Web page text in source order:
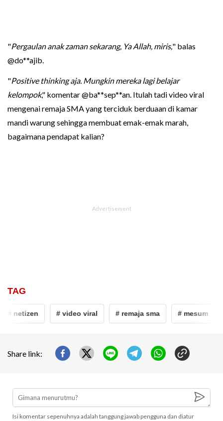
"Pergaulan anak zaman sekarang, Ya Allah, miris," balas
@do**ajib.
"Positive thinking aja. Mungkin mereka lagi belajar
kelompok," komentar @ba**sep**an. Itulah tadi video viral
mengenai remaja SMA yang terciduk berduaan di kamar
mandi warung sehingga membuat emak-emak marah,
bagaimana pendapat kalian?
TAG
# netizen # video viral # remaja sma # mesum
Share link:
Isi komentar sepenuhnya adalah tanggung jawab pengguna dan diatur